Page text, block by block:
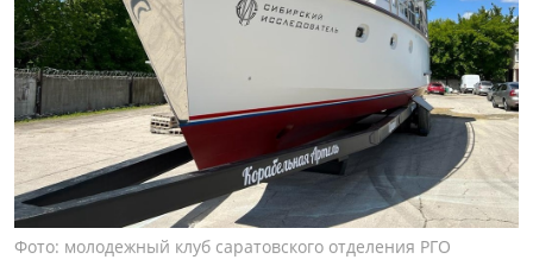
Фото: молодежный клуб саратовского отделения РГО